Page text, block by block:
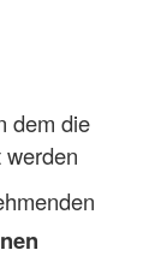
dem die